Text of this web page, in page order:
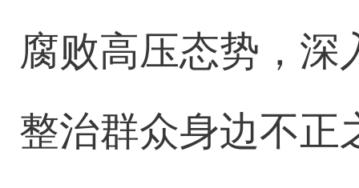
腐败高压态势，深
整治群众身边不正